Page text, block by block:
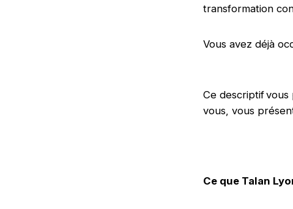
transformation
Vous avez déjà
Ce descriptif vous
vous, vous
Ce que Talan